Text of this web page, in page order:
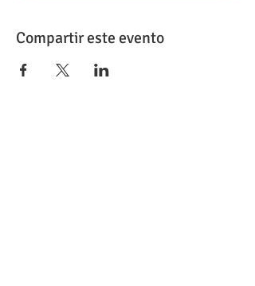
Compartir este evento